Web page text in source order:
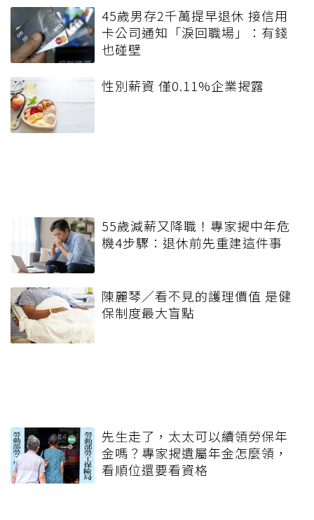
45歲男存2千萬提早退休 接信用
卡公司通知「淚回職場」：有錢
也碰壁
性別薪資 僅0.11%企業揭露
55歲減薪又降職！專家揭中年危
機4步驟：退休前先重建這件事
陳麗琴／看不見的護理價值 是健
保制度最大盲點
先生走了，太太可以續領勞保年
金嗎？專家揭遺屬年金怎麼領，
看順位還要看資格